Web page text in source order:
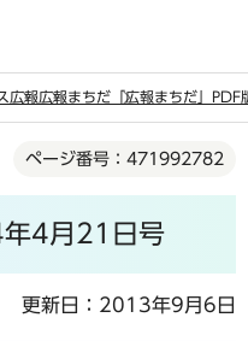
広報広報まちだ 「広報まちだ」PDF
ページ番号：471992782
4月21日号
更新日：2013年9月6日